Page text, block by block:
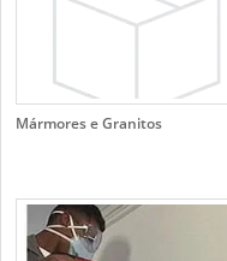
Mármores e Granitos